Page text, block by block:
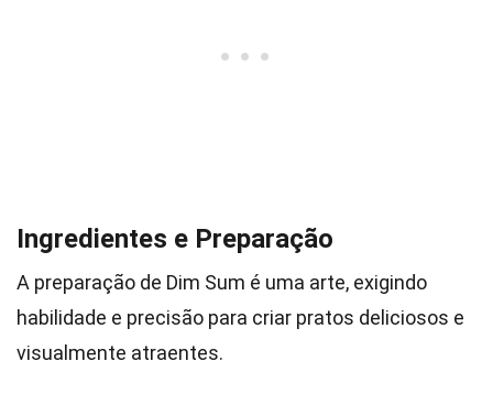
Ingredientes e Preparação
A preparação de Dim Sum é uma arte, exigindo
habilidade e precisão para criar pratos deliciosos e
visualmente atraentes.